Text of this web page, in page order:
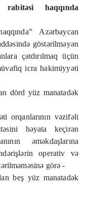
haqqında
Azərbaycan
göstərilməyən
çatdırılmaq üçün
icra hakimiyyəti
dörd yüz manatadək
orqanlarının vəzifəli
həyata keçirən
əməkdaşlarına
operativ və
görə -
beş yüz manatadək